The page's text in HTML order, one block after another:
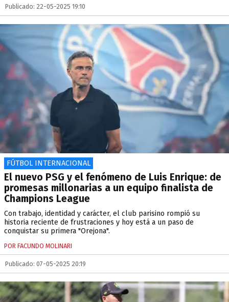
Publicado: 22-05-2025 19:10
FÚTBOL INTERNACIONAL
El nuevo PSG y el fenómeno de Luis Enrique: de
promesas millonarias a un equipo finalista de
Champions League
Con trabajo, identidad y carácter, el club parisino rompió su
historia reciente de frustraciones y hoy está a un paso de
conquistar su primera "Orejona".
POR FACUNDO MOLINARI
Publicado: 07-05-2025 20:19